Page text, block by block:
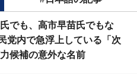
でも、高市早苗氏でもな
党内で急浮上している「次
候補の意外な名前